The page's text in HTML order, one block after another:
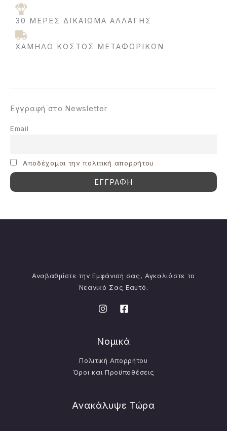
30 ΜΈΡΕΣ ΔΙΚΑΊΩΜΑ ΑΛΛΑΓΉΣ
ΧΑΜΗΛΌ ΚΌΣΤΟΣ ΜΕΤΑΦΟΡΙΚΩΝ
Εγγραφή στο Newsletter
Email
Aποδέχομαι την πολιτική απορρήτου
Αναβαθμίστε την Εμφάνισή σας, Αγκαλιάστε το
Νεανικό Σας Εαυτό.
Νομικά
Πολιτική Απορρήτου
Όροι και Προϋποθέσεις
Ανακάλυψε Τώρα